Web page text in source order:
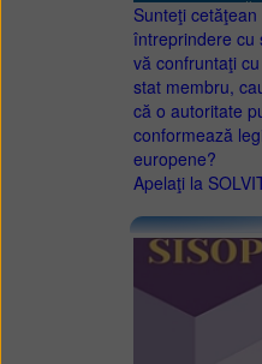
Sunteţi cetăţean
întreprindere cu
vă confruntaţi
stat membru,
că o autoritate
conformează
europene?
Apelaţi la